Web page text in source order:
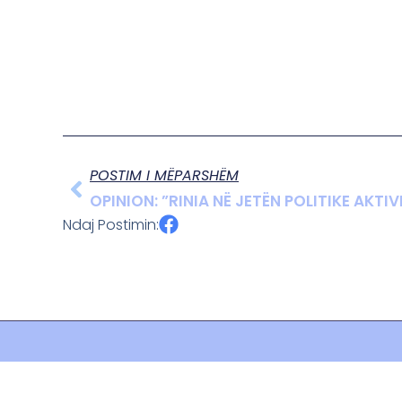
POSTIM I MËPARSHËM
OPINION: ”RINIA NË JETËN POLITIKE
Ndaj Postimin: